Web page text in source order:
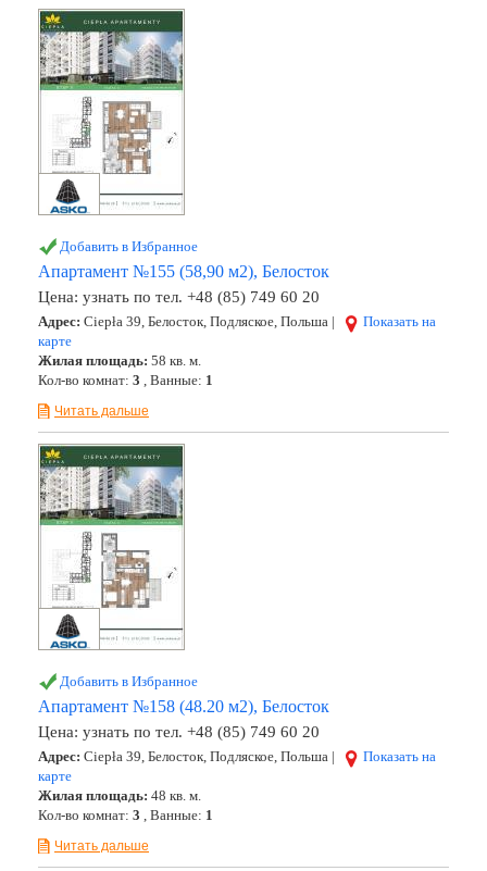
Добавить в Избранное
Апартамент №155 (58,90 м2), Белосток
Цена: узнать по тел. +48 (85) 749 60 20
Адрес: Ciepła 39, Белосток, Подляское, Польша |
Показать на
карте
Жилая площадь: 58 кв. м.
Кол-во комнат: 3 , Ванные: 1
Читать дальше
Добавить в Избранное
Апартамент №158 (48.20 м2), Белосток
Цена: узнать по тел. +48 (85) 749 60 20
Адрес: Ciepła 39, Белосток, Подляское, Польша |
Показать на
карте
Жилая площадь: 48 кв. м.
Кол-во комнат: 3 , Ванные: 1
Читать дальше